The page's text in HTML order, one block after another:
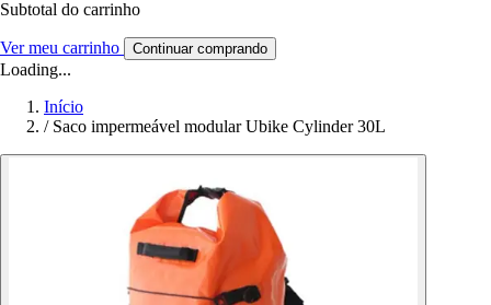
Subtotal do carrinho
Ver meu carrinho Continuar comprando
Loading...
Início
/ Saco impermeável modular Ubike Cylinder 30L